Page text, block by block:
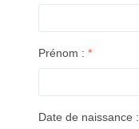
Prénom : *
Date de naissance :